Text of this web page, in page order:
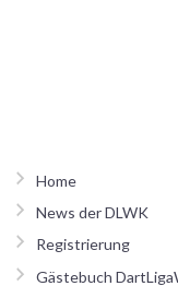
Home
News der DLWK
Registrierung
Gästebuch